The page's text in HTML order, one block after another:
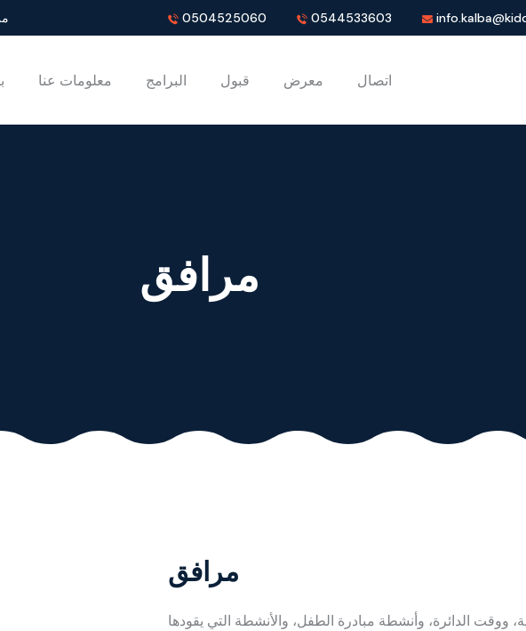
0504525060 0544533603
معلومات عنا البرامج قبول معرض اتصال
مرافق
مرافق
ووقت الدائرة، وأنشطة مبادرة الطفل، والأنشطة التي يقودها